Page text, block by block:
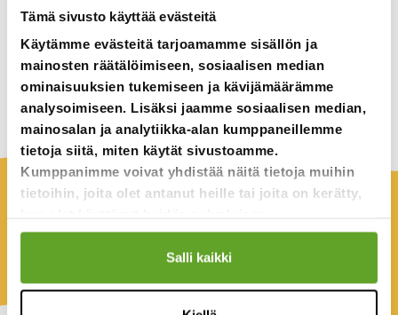
Tämä sivusto käyttää evästeitä
Käytämme evästeitä tarjoamamme sisällön ja
mainosten räätälöimiseen, sosiaalisen median
ominaisuuksien tukemiseen ja kävijämäärämme
analysoimiseen. Lisäksi jaamme sosiaalisen median,
mainosalan ja analytiikka-alan kumppaneillemme
tietoja siitä, miten käytät sivustoamme.
Kumppanimme voivat yhdistää näitä tietoja muihin
tietoihin, joita olet antanut heille tai joita on kerätty,
Salli kaikki
Missä maassa kyseistä juhlaa vietetään? Miten juhlaa
vietetään Suomessa? Mitä kasviksia juhlassa on tapana
tarjoilla? Miten on otettu huomioon kasvisten
satokaudet? Liittyykö juhlaan muita tapoja
tai perinteitä? Miten nämä tavat istuvat suomalaiseen
kulttuuriin?